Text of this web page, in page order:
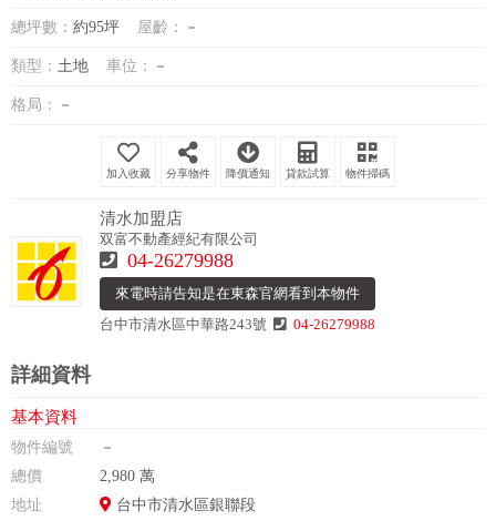
總坪數： 約95坪 屋齡： －
類型： 土地 車位： －
格局： －
分享物件 降價通知 貸款試算 物件掃碼
清水加盟店
双富不動產經紀有限公司
04-26279988
來電時請告知是在東森官網看到本物件
台中市清水區中華路243號
04-26279988
詳細資料
基本資料
物件編號
－
總價
2,980 萬
地址
台中市清水區銀聯段